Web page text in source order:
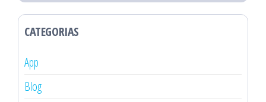
CATEGORIAS
App
Blog